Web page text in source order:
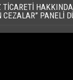
TICARETI
CEZALAR” PANELI